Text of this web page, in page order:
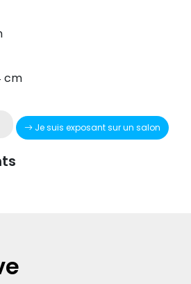
cm
Je suis exposant sur un salon